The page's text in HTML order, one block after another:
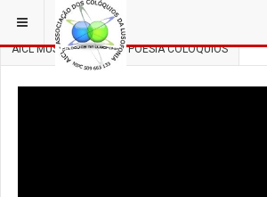
ESTÁ EM... 3 COLÓQUIOS
AICL MÚSICA, DANÇA E POESIA COLÓQUIOS